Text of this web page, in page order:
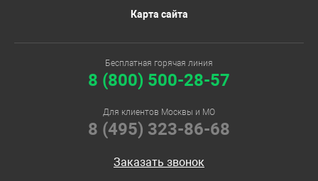
Карта сайта
Бесплатная горячая линия
8 (800) 500-28-57
Для клиентов Москвы и МО
8 (495) 323-86-68
Заказать звонок